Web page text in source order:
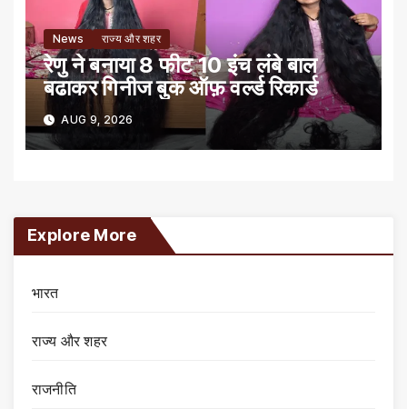
News राज्य और शहर
रेणु ने बनाया 8 फीट 10 इंच लंबे बाल
बढाकर गिनीज बुक ऑफ़ वर्ल्ड रिकार्ड
AUG 9, 2026
Explore More
भारत
राज्य और शहर
राजनीति